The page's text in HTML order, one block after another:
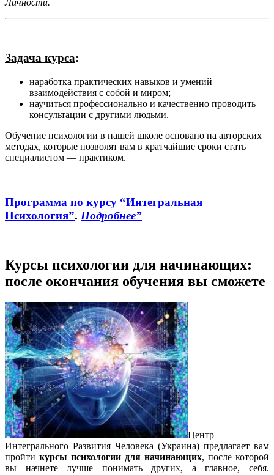
Личности.
Задача курса:
наработка практических навыков и умений
взаимодействия с собой и миром;
научиться профессионально и качественно проводить
консультации с другими людьми.
Обучение психологии в нашей школе основано на авторских
методах, которые позволят вам в кратчайшие сроки стать
специалистом — практиком.
Программа по курсу “Интегральная
Психология”. Подробнее”
Курсы психологии для начинающих:
после окончания обучения вы сможете
Центр
Интегрального Развития Человека (Украина) предлагает вам
пройти курсы психологии для начинающих, после которой
вы начнете лучше понимать других, а главное, себя.